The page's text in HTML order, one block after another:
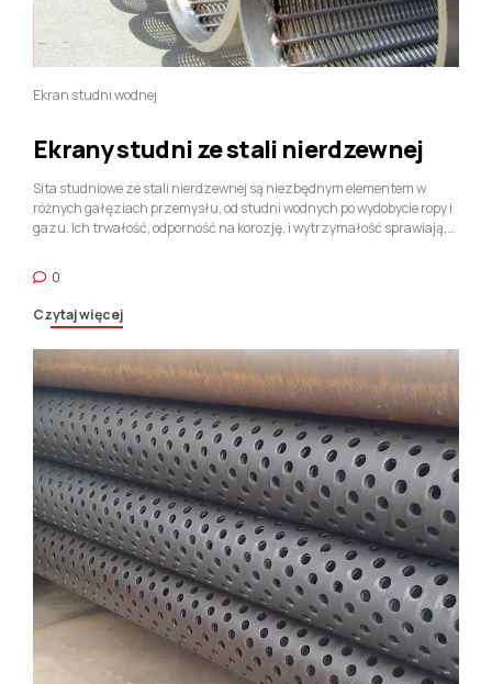
Ekran studni wodnej
0
Ekrany studni ze stali nierdzewnej
Sita studniowe ze stali nierdzewnej są niezbędnym elementem w
różnych gałęziach przemysłu, od studni wodnych po wydobycie ropy i
gazu. Ich trwałość, odporność na korozję, i wytrzymałość sprawiają,
warunkach. Wybierając odpowiedni ekran do swojego projektu i
odpowiednio go utrzymując,
longevity For more information on stainless steel well screens
pamiętaj, aby skonsultować się ze specjalistą, który pomoże Ci przejść
przez proces wyboru i projektowania
Czytaj więcej